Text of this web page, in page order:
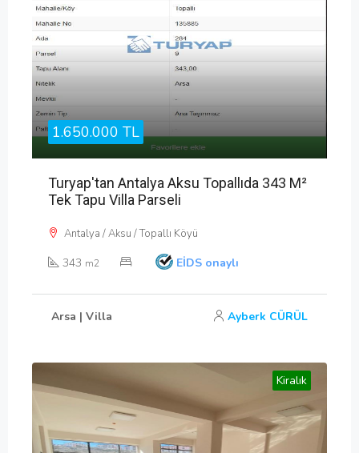
1.650.000 TL
Turyap'tan Antalya Aksu Topallıda 343 M²
Tek Tapu Villa Parseli
Antalya / Aksu / Topallı Köyü
343 m2 EİDS onaylı
Arsa | Villa Ayberk CÜRÜL
Kiralık